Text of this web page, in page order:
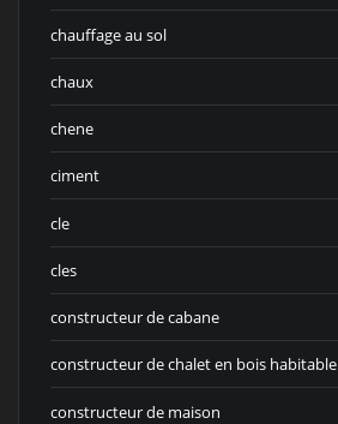
chauffage au sol
chaux
chene
ciment
cle
cles
constructeur de cabane
constructeur de chalet en bois habitable
constructeur de maison